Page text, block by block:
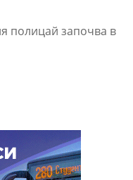
полицай започва в